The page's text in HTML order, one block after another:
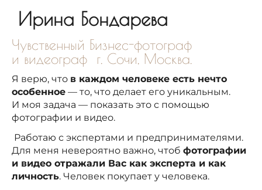
Ирина Бондарева
Чувственный Бизнес-фотограф
и видеограф г. Сочи, Москва.
Я верю, что в каждом человеке есть нечто
особенное — то, что делает его уникальным.
И моя задача — показать это с помощью
фотографии и видео.
Работаю с экспертами и предпринимателями.
Для меня невероятно важно, чтоб фотографии
и видео отражали Вас как эксперта и как
личность. Человек покупает у человека.